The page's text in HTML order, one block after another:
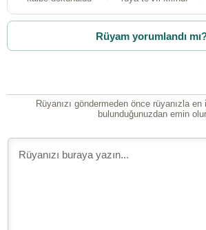
Rüyam yorumlandı
Rüyanızı göndermeden önce rüyanızla
bulunduğunuzdan emin